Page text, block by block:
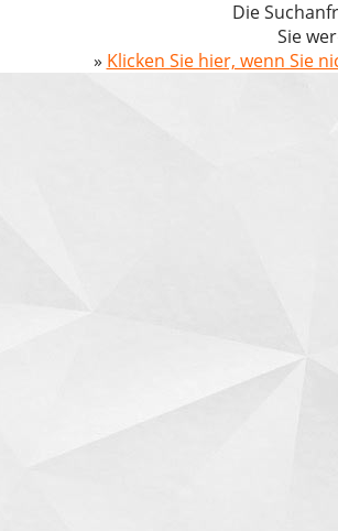
Die
Sie
» Klicken Sie hier, wenn Sie